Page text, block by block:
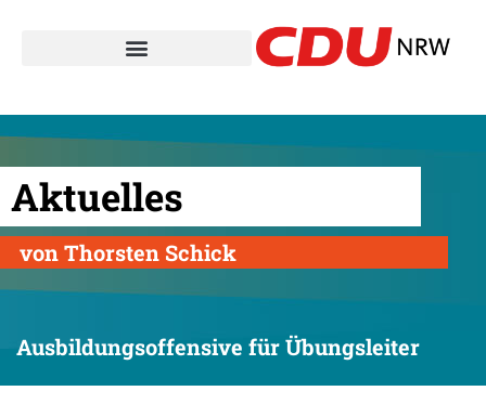
Aktuelles
von Thorsten Schick
Ausbildungsoffensive für Übungsleiter